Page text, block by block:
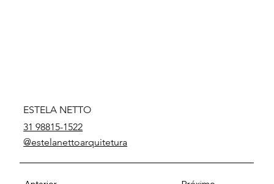
ESTELA NETTO
31 98815-1522
@estelanettoarquitetura